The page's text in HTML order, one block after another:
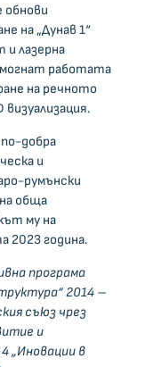
на „Дунав 1“
и лазерна
работата
на речното
добра
и
румънски
обща
му на
2023 година.
програма
2014 –
съюз чрез
и
„Иновации в